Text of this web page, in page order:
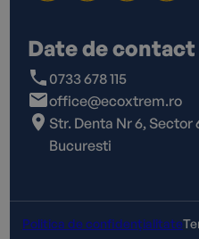
Date de contact
0733 678 115
office@ecoxtrem.ro
Str. Denta Nr 6, Sector
Bucuresti
Politica de confidențialitate